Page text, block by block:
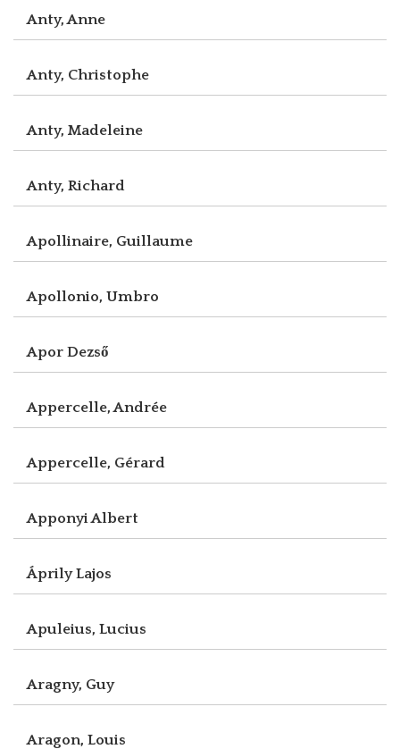
Anty, Anne
Anty, Christophe
Anty, Madeleine
Anty, Richard
Apollinaire, Guillaume
Apollonio, Umbro
Apor Dezső
Appercelle, Andrée
Appercelle, Gérard
Apponyi Albert
Áprily Lajos
Apuleius, Lucius
Aragny, Guy
Aragon, Louis